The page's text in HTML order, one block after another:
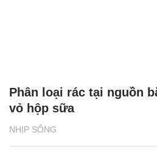
NHỊP SỐNG
Phân loại rác tại nguồn
vỏ hộp sữa